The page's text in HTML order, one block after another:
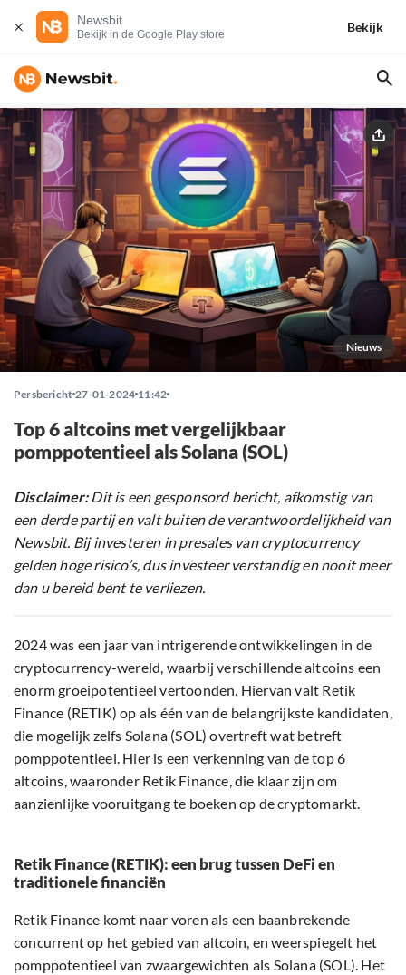
Newsbit
Bekijk in de Google Play store
Bekijk
Nieuws
Persbericht 27-01-2024 11:42
Top 6 altcoins met vergelijkbaar
pomppotentieel als Solana (SOL)
Disclaimer:Dit is een gesponsord bericht, afkomstig van
een derde partij en valt buiten de verantwoordelijkheid van
Newsbit. Bij investeren in presales van cryptocurrency
gelden hoge risico’s, dus investeer verstandig en nooit meer
dan u bereid bent te verliezen.
2024 was een jaar van intrigerende ontwikkelingen in de
cryptocurrency-wereld, waarbij verschillende altcoins een
enorm groeipotentieel vertoonden. Hiervan valt Retik
Finance (RETIK) op als één van de belangrijkste kandidaten,
die mogelijk zelfs Solana (SOL) overtreft wat betreft
pomppotentieel. Hier is een verkenning van de top 6
altcoins, waaronder Retik Finance, die klaar zijn om
aanzienlijke vooruitgang te boeken op de cryptomarkt.
Retik Finance (RETIK): een brug tussen DeFi en
traditionele financiën
Retik Finance komt naar voren als een baanbrekende
concurrent op het gebied van altcoin, en weerspiegelt het
pomppotentieel van zwaargewichten als Solana (SOL). Het